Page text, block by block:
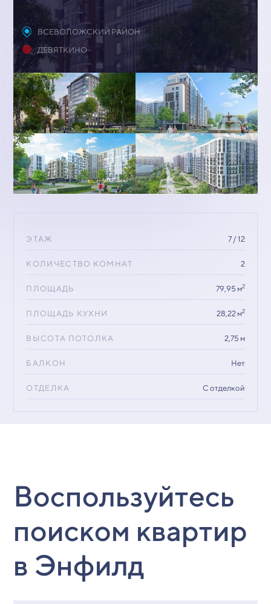
ВСЕВОЛОЖСКИЙ РАЙОН
ДЕВЯТКИНО
ЭТАЖ 7 / 12
КОЛИЧЕСТВО КОМНАТ 2
ПЛОЩАДЬ 79,95 м2
ПЛОЩАДЬ КУХНИ 28,22 м2
ВЫСОТА ПОТОЛКА 2,75 м
БАЛКОН Нет
ОТДЕЛКА С отделкой
Воспользуйтесь
поиском квартир
в Энфилд